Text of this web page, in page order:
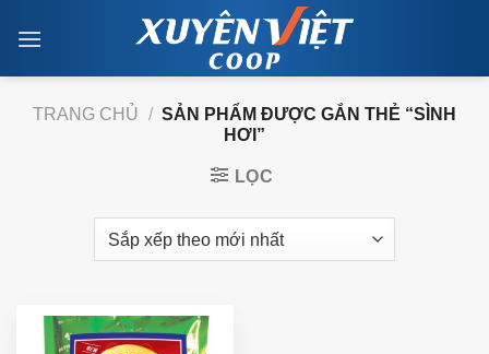
TRANG CHỦ / SẢN PHẨM ĐƯỢC GẮN THẺ “SÌNH
HƠI”
LỌC